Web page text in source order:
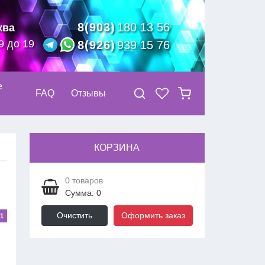
до 19
8(903)180 13 56
8(926)939 15 76
FAQ Отзывы
1
КОРЗИНА
0товаров
Сумма: 0
Очистить Оформить заказ